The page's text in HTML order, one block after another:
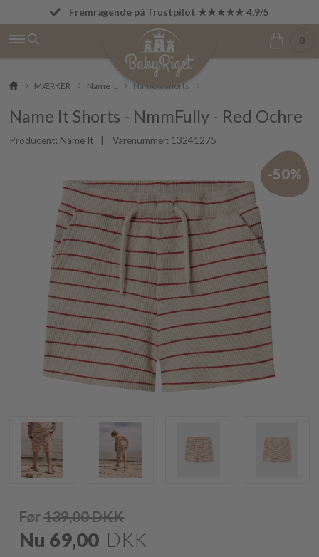
Fri fragt fra 499 kr.
Fremragende på Trustpilot ★★★★★ 4,9/5
0
MÆRKER Name It Name It shorts
Name It Shorts - NmmFully - Red Ochre
Producent: Name It | Varenummer: 13241275
-50%
Før139,00DKK
Nu 69,00 DKK